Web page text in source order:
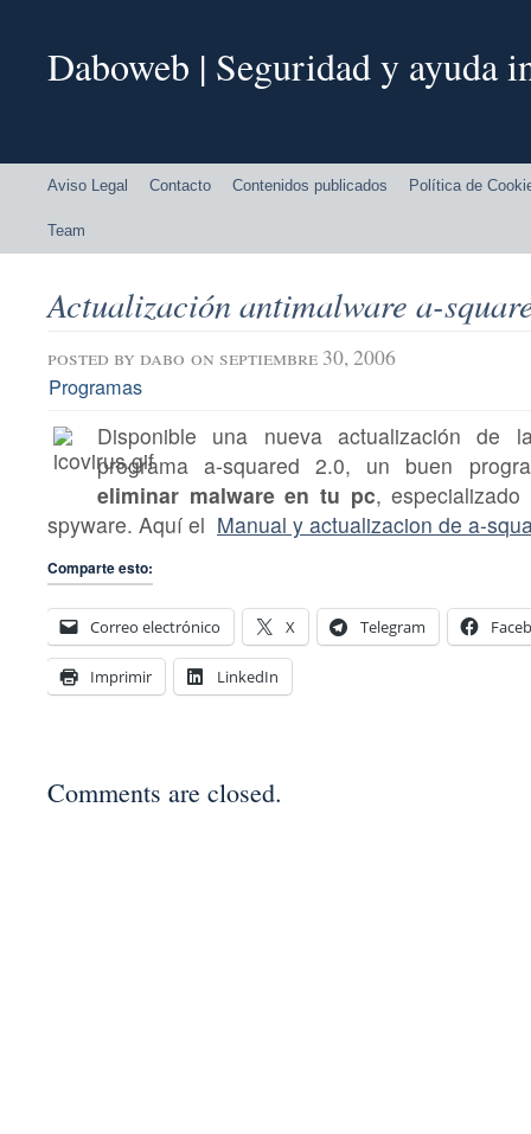
Daboweb | Seguridad y ayuda
Aviso Legal Contacto Contenidos publicados Política de
Team
Actualización antimalware a-
posted by dabo on septiembre 30, 2006
Programas
Disponible una nueva actualización de
programa a-squared 2.0, un buen
eliminar malware en tu pc,
spyware. Aquí el Manual y actualizacion de a-
Comparte esto:
Correo electrónico X Telegram
Imprimir LinkedIn
Comments are closed.